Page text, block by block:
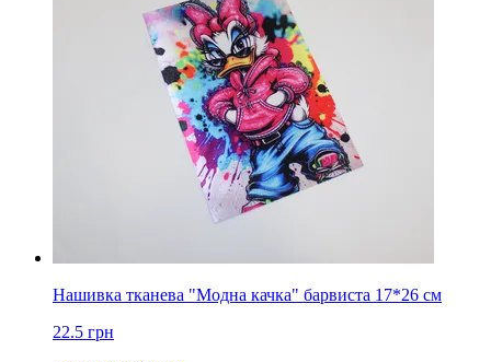
Нашивка тканева "Модна качка" барвиста 17*26 см
22.5 грн